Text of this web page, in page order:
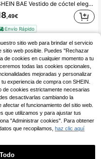
SHEIN BAE Vestido de cóctel elegante para mujer con detalles fruncidos, dobladillo asimétrico y abertura lateral, vestido de punto elástico, adecuado para fiestas de cóctel, citas románticas, capas de otoño/invierno, eventos, clubes, reuniones formales, Halloween, Navidad
,49€
Envío Rápido
sitio web para brindar el servicio
sitio web posible. Puedes "Rechazar
de cookies en cualquier momento a tu
todas las cookies opcionales,
mejoradas y personalizar
experiencia de compra con SHEIN.
de cookies estrictamente necesarias
desactivarlas cambiando la
el funcionamiento del sitio web.
que utilizamos y para ajustar tus
"Administrar cookies". Para obtener
que recopilamos, haz clic aquí